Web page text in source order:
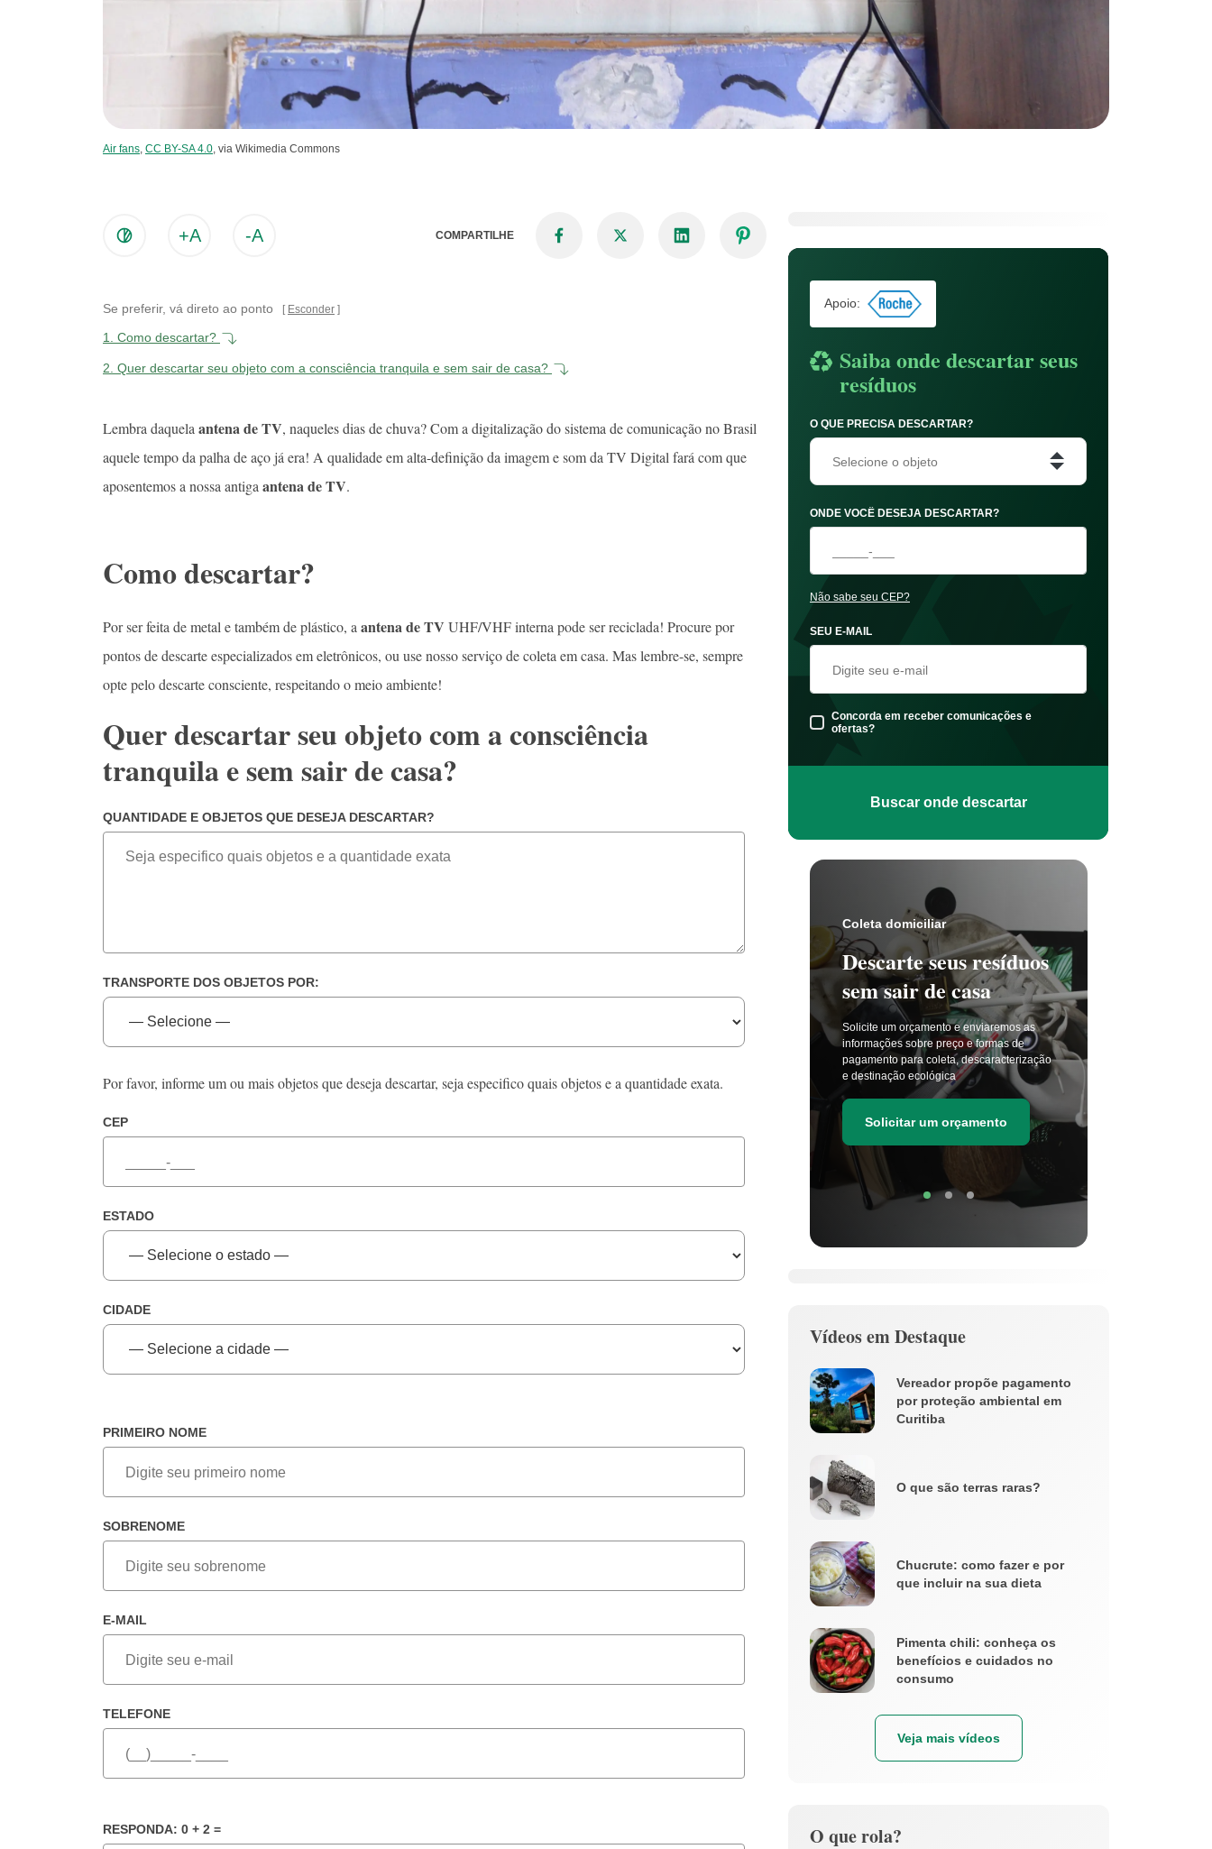
Air fans, CC BY-SA 4.0, via Wikimedia Commons
+A -A COMPARTILHE
Se preferir, vá direto ao ponto Esconder
1. Como descartar?
2. Quer descartar seu objeto com a consciência tranquila e sem sair de casa?
Lembra daquela antena de TV, naqueles dias de chuva? Com a digitalização do sistema de comunicação no Brasil
aquele tempo da palha de aço já era! A qualidade em alta-definição da imagem e som da TV Digital fará com que
aposentemos a nossa antiga antena de TV.
Como descartar?
Por ser feita de metal e também de plástico, a antena de TV UHF/VHF interna pode ser reciclada! Procure por
pontos de descarte especializados em eletrônicos, ou use nosso serviço de coleta em casa. Mas lembre-se, sempre
opte pelo descarte consciente, respeitando o meio ambiente!
Quer descartar seu objeto com a consciência
tranquila e sem sair de casa?
QUANTIDADE E OBJETOS QUE DESEJA DESCARTAR?
TRANSPORTE DOS OBJETOS POR:
Por favor, informe um ou mais objetos que deseja descartar, seja especifico quais objetos e a quantidade exata.
CEP
ESTADO
CIDADE
PRIMEIRO NOME
SOBRENOME
E-MAIL
TELEFONE
RESPONDA: 0 + 2 =
Apoio:
Saiba onde descartar seus
resíduos
O QUE PRECISA DESCARTAR?
Selecione o objeto
ONDE VOCÊ DESEJA DESCARTAR?
Não sabe seu CEP?
SEU E-MAIL
Concorda em receber comunicações e
ofertas?
Buscar onde descartar
Coleta domiciliar
Descarte seus resíduos
sem sair de casa
Solicite um orçamento e enviaremos as
informações sobre preço e formas de
pagamento para coleta, descaracterização
e destinação ecológica
Solicitar um orçamento
Vídeos em Destaque
Vereador propõe pagamento
por proteção ambiental em
Curitiba
O que são terras raras?
Chucrute: como fazer e por
que incluir na sua dieta
Pimenta chili: conheça os
benefícios e cuidados no
consumo
Veja mais vídeos
O que rola?